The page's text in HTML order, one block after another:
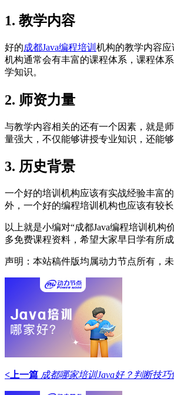
1. 教学内容
好的成都Java编程培训 机构的教学内容
机构通常会有丰富的课程体系，课程体
学知识。
2. 师资力量
与教学内容相关的还有一个因素，就是
量强大，不仅能够讲授专业知识，还能
3. 历史背景
一个好的培训机构应该有实战经验丰富
外，一个好的编程培训机构也应该有较
以上就是小编对“成都Java编程培训机
多免费课程资料，希望大家早日学有所
声明：本站稿件版均属动力节点所有，
<上一篇 成都哪家培训Java好？判断技巧